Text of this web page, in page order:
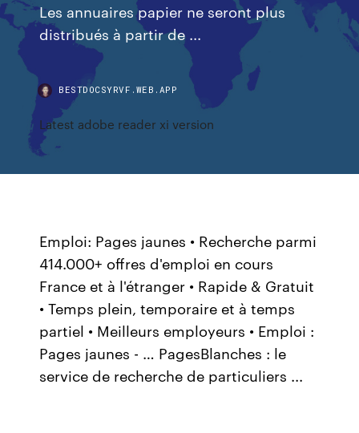
Les annuaires papier ne seront plus
distribués à partir de ...
BESTDOCSYRVF.WEB.APP
Latest adobe reader xi version
Emploi: Pages jaunes • Recherche parmi
414.000+ offres d'emploi en cours
France et à l'étranger • Rapide & Gratuit
• Temps plein, temporaire et à temps
partiel • Meilleurs employeurs • Emploi :
Pages jaunes - … PagesBlanches : le
service de recherche de particuliers ...